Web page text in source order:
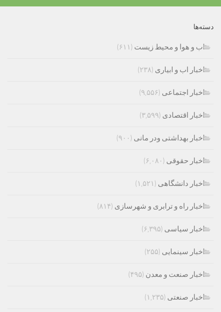
دسته‌ها
اب و هوا و محیط زیست (۶۱۱)
اخبار اب و ابیاری (۲۳۸)
اخبار اجتماعی (۹,۵۵۶)
اخبار اقتصادی (۳,۵۹۹)
اخبار بهداشتی ودر مانی (۹۰۰)
اخبار حقوقی (۶,۰۸۰)
اخبار دانشگاهی (۱,۵۲۱)
اخبار راه و ترابری و شهرسازی (۸۱۴)
اخبار سیاسی (۶,۳۹۵)
اخبار سینمایی (۲۵۵)
اخبار صنعت و معدن (۴۹۵)
اخبار صنعتی (۱,۲۳۵)